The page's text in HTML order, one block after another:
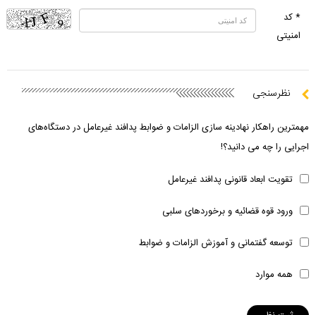
* کد
امنیتی
نظرسنجی
مهمترین راهکار نهادینه سازی الزامات و ضوابط پدافند غیرعامل در دستگاه‌های
اجرایی را چه می دانید؟!
تقویت ابعاد قانونی پدافند غیرعامل
ورود قوه قضائیه و برخوردهای سلبی
توسعه گفتمانی و آموزش الزامات و ضوابط
همه موارد